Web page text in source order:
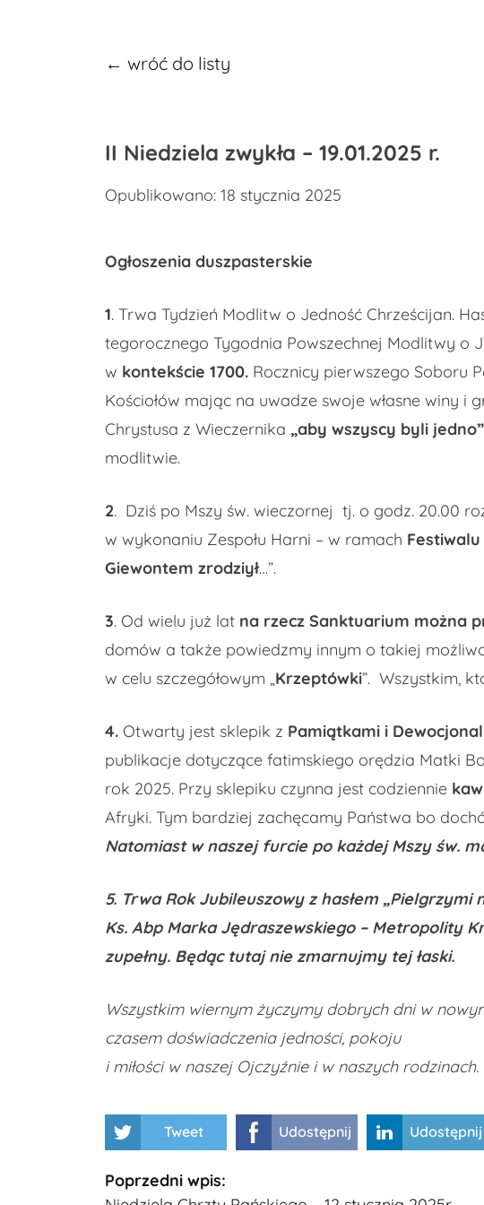
← wróć do listy
II Niedziela zwykła – 19.01.2025 r.
Opublikowano: 18 stycznia 2025
Ogłoszenia duszpasterskie
1. Trwa Tydzień Modlitw o Jedność Chrześcijan.
tegorocznego Tygodnia Powszechnej Modlitwy o
w kontekście 1700. Rocznicy pierwszego Soboru
Kościołów mając na uwadze swoje własne winy
Chrystusa z Wieczernika „aby wszyscy byli jedno”
modlitwie.
2. Dziś po Mszy św. wieczornej tj. o godz. 20.00
w wykonaniu Zespołu Harni – w ramach
Giewontem zrodziył…”.
3. Od wielu już lat na rzecz Sanktuarium można
domów a także powiedzmy innym o takiej
w celu szczegółowym „Krzeptówki”. Wszystkim,
4. Otwarty jest sklepik z Pamiątkami i
publikacje dotyczące fatimskiego orędzia Matki
rok 2025. Przy sklepiku czynna jest codziennie
Afryki. Tym bardziej zachęcamy Państwa bo
Natomiast w naszej furcie po każdej Mszy św.
5. Trwa Rok Jubileuszowy z hasłem
Ks. Abp Marka Jędraszewskiego – Metropolity
zupełny. Będąc tutaj nie zmarnujmy tej łaski.
Wszystkim wiernym życzymy dobrych dni w
czasem doświadczenia jedności, pokoju
i miłości w naszej Ojczyźnie i w naszych rodzinach.
Tweet Udostępnij Udostępnij
Kontynuuj
Poprzedni wpis: